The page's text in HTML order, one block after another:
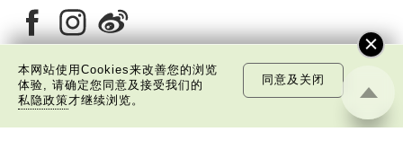
关于我们 版权告示
本网站使用Cookies来改善您的浏览
体验, 请确定您同意及接受我们的
私隐政策才继续浏览。
同意及关闭